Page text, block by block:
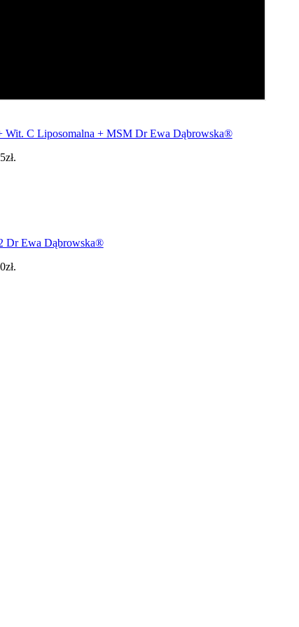
Wit. C Liposomalna + MSM Dr Ewa Dąbrowska®
Dr Ewa Dąbrowska®